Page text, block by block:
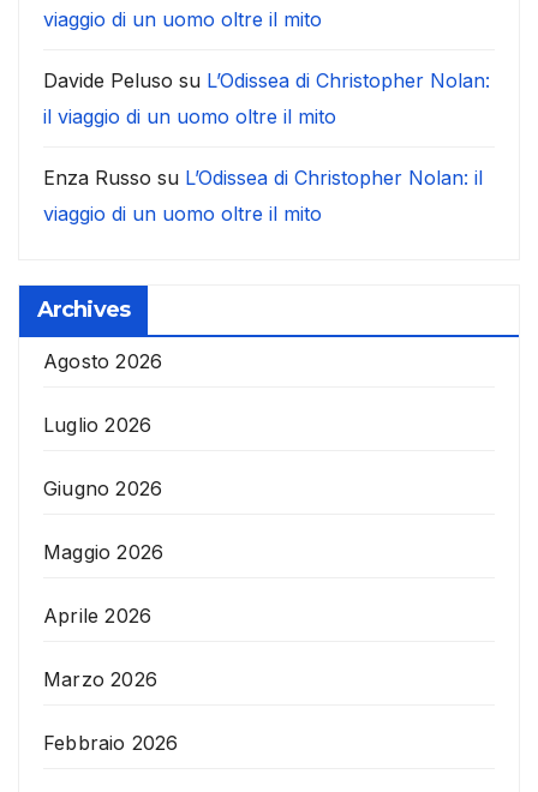
viaggio di un uomo oltre il mito
Davide Peluso su L’Odissea di Christopher Nolan:
il viaggio di un uomo oltre il mito
Enza Russo su L’Odissea di Christopher Nolan: il
viaggio di un uomo oltre il mito
Archives
Agosto 2026
Luglio 2026
Giugno 2026
Maggio 2026
Aprile 2026
Marzo 2026
Febbraio 2026